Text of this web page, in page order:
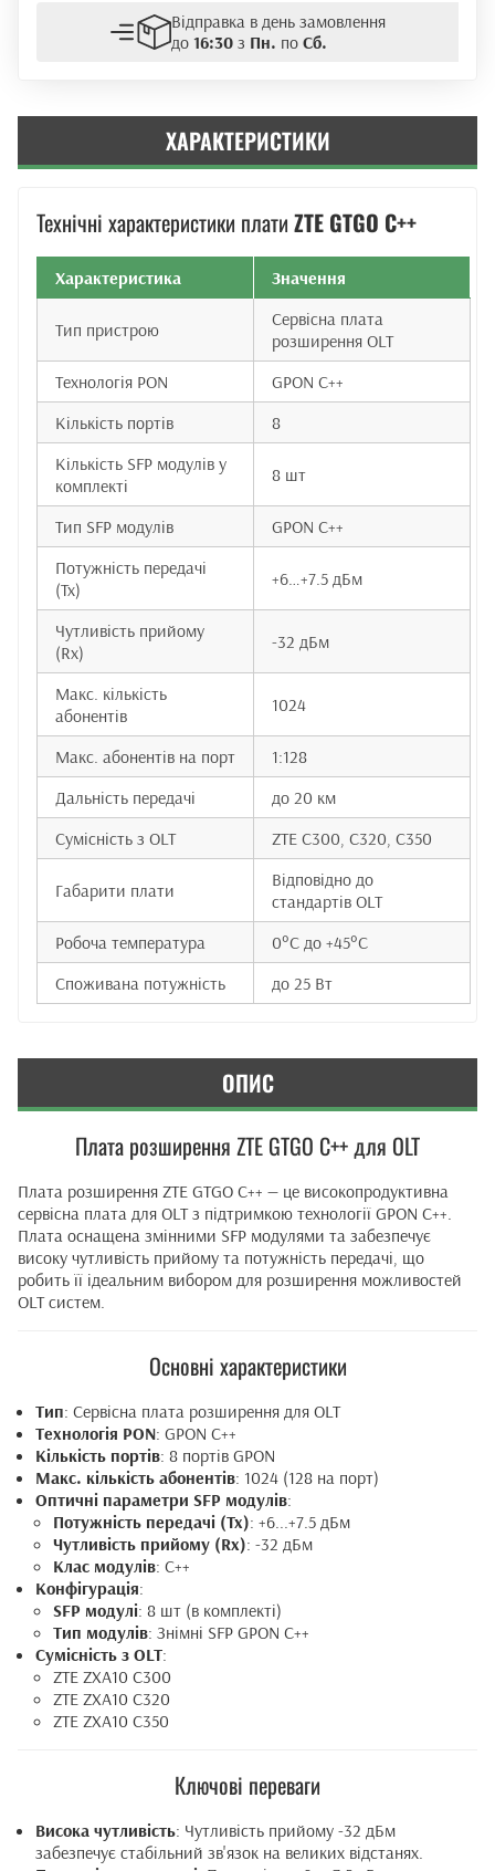
кількість
Відправка в день замовлення
до 16:30з Пн. по Сб.
ХАРАКТЕРИСТИКИ
Технічні характеристики плати ZTE GTGO C++
Характеристика Значення
Тип пристрою
Сервісна плата
розширення OLT
Технологія PON
GPON C++
Кількість портів
8
Кількість SFP модулів у
комплекті
8 шт
Тип SFP модулів
GPON C++
Потужність передачі
(Tx)
+6…+7.5 дБм
Чутливість прийому
(Rx)
-32 дБм
Макс. кількість
абонентів
1024
Макс. абонентів на порт
1:128
Дальність передачі
до 20 км
Сумісність з OLT
ZTE C300, C320, C350
Габарити плати
Відповідно до
стандартів OLT
Робоча температура
0°C до +45°C
Споживана потужність
до 25 Вт
ОПИС
Плата розширення ZTE GTGO C++ для OLT
Плата розширення ZTE GTGO C++ — це високопродуктивна
сервісна плата для OLT з підтримкою технології GPON C++.
Плата оснащена змінними SFP модулями та забезпечує
високу чутливість прийому та потужність передачі, що
робить її ідеальним вибором для розширення можливостей
OLT систем.
Основні характеристики
Тип: Сервісна плата розширення для OLT
Технологія PON: GPON C++
Кількість портів: 8 портів GPON
Макс. кількість абонентів: 1024 (128 на порт)
Оптичні параметри SFP модулів:
Потужність передачі (Tx): +6...+7.5 дБм
Чутливість прийому (Rx): -32 дБм
Клас модулів: C++
Конфігурація:
SFP модулі: 8 шт (в комплекті)
Тип модулів: Знімні SFP GPON C++
Сумісність з OLT:
ZTE ZXA10 C300
ZTE ZXA10 C320
ZTE ZXA10 C350
Ключові переваги
Висока чутливість: Чутливість прийому -32 дБм
забезпечує стабільний зв'язок на великих відстанях.